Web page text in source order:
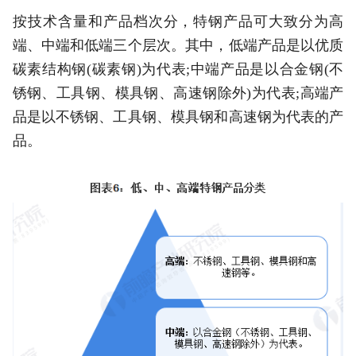
按技术含量和产品档次分，特钢产品可大致分为高
端、中端和低端三个层次。其中，低端产品是以优质
碳素结构钢(碳素钢)为代表;中端产品是以合金钢(不
锈钢、工具钢、模具钢、高速钢除外)为代表;高端产
品是以不锈钢、工具钢、模具钢和高速钢为代表的产
品。